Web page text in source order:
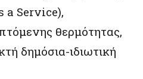
a Service),
θερμότητας,
δημόσια-ιδιωτική